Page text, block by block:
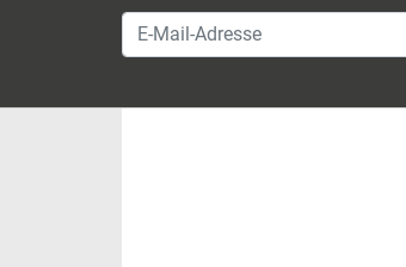
E-Mail-Adresse